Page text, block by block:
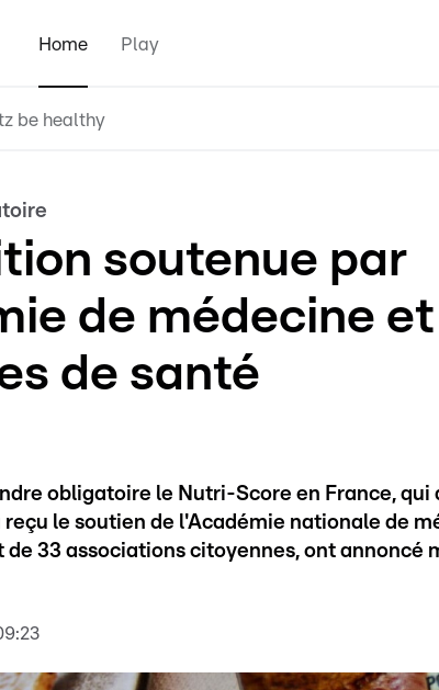
Home Play
be healthy
soutenue par
de médecine et
de santé
obligatoire le Nutri-Score en France, qui
reçu le soutien de l'Académie nationale de
33 associations citoyennes, ont annoncé